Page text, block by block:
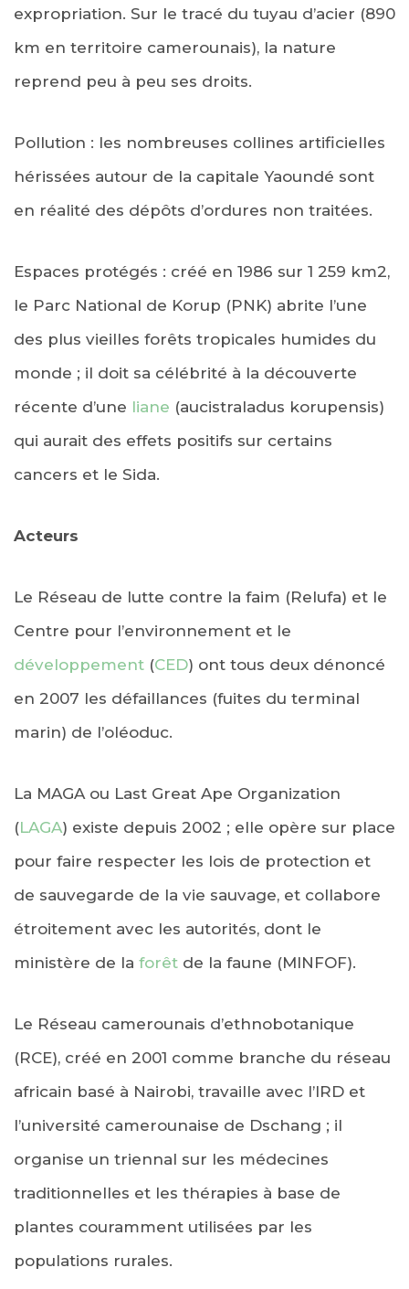
expropriation. Sur le tracé du tuyau d’acier (890
km en territoire camerounais), la nature
reprend peu à peu ses droits.
Pollution : les nombreuses collines artificielles
hérissées autour de la capitale Yaoundé sont
en réalité des dépôts d’ordures non traitées.
Espaces protégés : créé en 1986 sur 1 259 km2,
le Parc National de Korup (PNK) abrite l’une
des plus vieilles forêts tropicales humides du
monde ; il doit sa célébrité à la découverte
récente d’une liane (aucistraladus korupensis)
qui aurait des effets positifs sur certains
cancers et le Sida.
Acteurs
Le Réseau de lutte contre la faim (Relufa) et le
Centre pour l’environnement et le
développement (CED) ont tous deux dénoncé
en 2007 les défaillances (fuites du terminal
marin) de l’oléoduc.
La MAGA ou Last Great Ape Organization
(LAGA) existe depuis 2002 ; elle opère sur place
pour faire respecter les lois de protection et
de sauvegarde de la vie sauvage, et collabore
étroitement avec les autorités, dont le
ministère de la forêt de la faune (MINFOF).
Le Réseau camerounais d’ethnobotanique
(RCE), créé en 2001 comme branche du réseau
africain basé à Nairobi, travaille avec l’IRD et
l’université camerounaise de Dschang ; il
organise un triennal sur les médecines
traditionnelles et les thérapies à base de
plantes couramment utilisées par les
populations rurales.